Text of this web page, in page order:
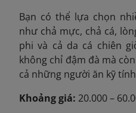
Bạn có thể lựa chọn
như chả mực, chả cá,
phi và cả da cá chiên
không chỉ đậm đà mà
cả những người ăn kỹ
Khoảng giá: 20.000 –